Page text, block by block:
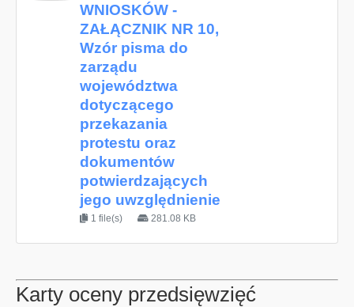
WNIOSKÓW -
ZAŁĄCZNIK NR 10,
Wzór pisma do
zarządu
województwa
dotyczącego
przekazania
protestu oraz
dokumentów
potwierdzających
jego uwzględnienie
1 file(s) 281.08 KB
Karty oceny przedsięwzięć